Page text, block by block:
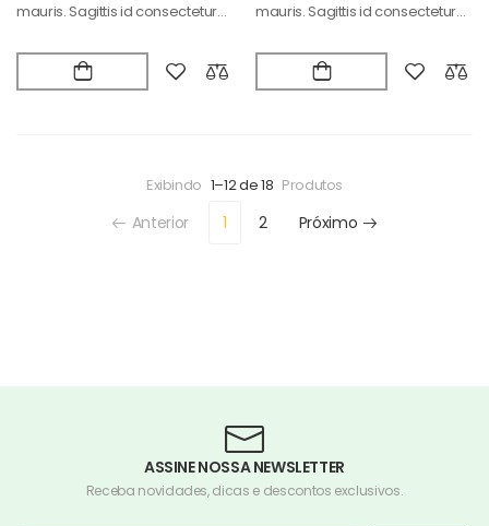
mauris. Sagittis id consectetur
mauris. Sagittis id consectetur
Exibindo 1–12 de 18 Produtos
Anterior 1 2 Próximo
ASSINE NOSSA NEWSLETTER
Receba novidades, dicas e descontos exclusivos.